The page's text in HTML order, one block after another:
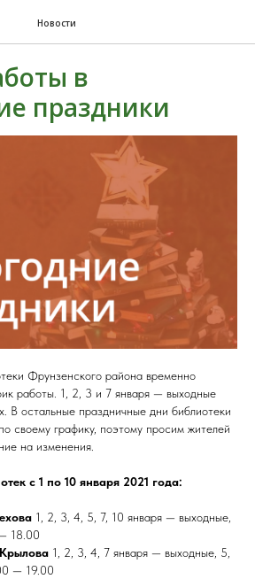
Новости
в
праздники
Фрунзенского района временно
работы. 1, 2, 3 и 7 января — выходные
В остальные праздничные дни библиотеки
своему графику, поэтому просим жителей
на изменения.
с 1 по 10 января 2021 года:
1, 2, 3, 4, 5, 7, 10 января — выходные,
18.00
1, 2, 3, 4, 7 января — выходные, 5,
— 19.00